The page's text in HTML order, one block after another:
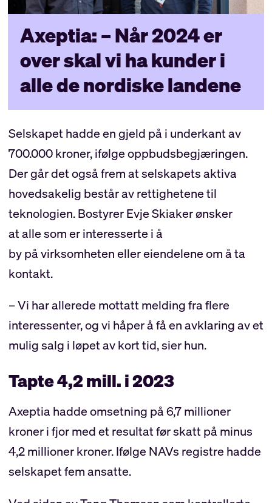
Axeptia: – Når 2024 er
over skal vi ha kunder i
alle de nordiske landene
Selskapet hadde en gjeld på i underkant av
700.000 kroner, ifølge oppbudsbegjæringen.
Der går det også frem at selskapets aktiva
hovedsakelig består av rettighetene til
teknologien. Bostyrer Evje Skiaker ønsker
at alle som er interesserte i å
by på virksomheten eller eiendelene om å ta
kontakt.
– Vi har allerede mottatt melding fra flere
interessenter, og vi håper å få en avklaring av et
mulig salg i løpet av kort tid, sier hun.
Tapte 4,2 mill. i 2023
Axeptia hadde omsetning på 6,7 millioner
kroner i fjor med et resultat før skatt på minus
4,2 millioner kroner. Ifølge NAVs registre hadde
selskapet fem ansatte.